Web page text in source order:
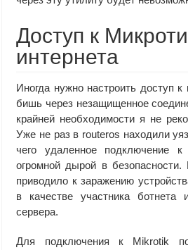
Доступ к
интернета
Иногда нужно настроить доступ к
бишь через незащищенное
крайней необходимости я не
Уже не раз в routeros находили
чего удаленное подключение
огромной дырой в
приводило к заражению
в качестве участника ботнета
сервера.
Для подключения к Mikrotik